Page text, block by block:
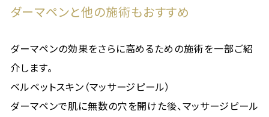
ダーマペンと他の施術もおすすめ
ダーマペンの効果をさらに高めるための施術を一部ご紹
介します。
ベルベットスキン（マッサージピール）
ダーマペンで肌に無数の穴を開けた後、マッサージピール